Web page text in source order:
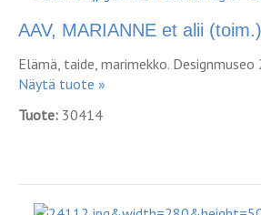
AAV, MARIANNE et alii
Elämä, taide, marimekko.
Näytä tuote »
Tuote: 30414